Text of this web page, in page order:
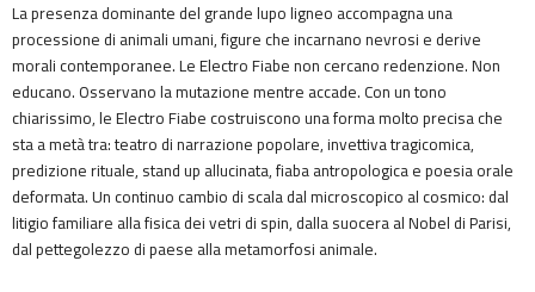
La presenza dominante del grande lupo ligneo accompagna una
processione di animali umani, figure che incarnano nevrosi e derive
morali contemporanee. Le Electro Fiabe non cercano redenzione. Non
educano. Osservano la mutazione mentre accade. Con un tono
chiarissimo, le Electro Fiabe costruiscono una forma molto precisa che
sta a metà tra: teatro di narrazione popolare, invettiva tragicomica,
predizione rituale, stand up allucinata, fiaba antropologica e poesia orale
deformata. Un continuo cambio di scala dal microscopico al cosmico: dal
litigio familiare alla fisica dei vetri di spin, dalla suocera al Nobel di Parisi,
dal pettegolezzo di paese alla metamorfosi animale.